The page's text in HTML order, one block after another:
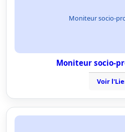
Moniteur socio-
Moniteur socio-
Voir